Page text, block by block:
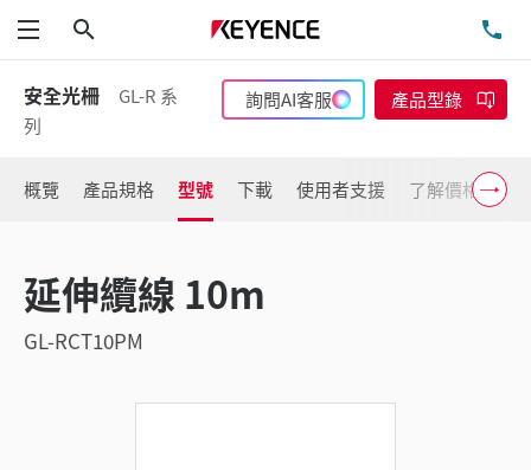
功能表
安全光柵
GL-R 系
列
詢問AI客服 產品型錄
概覽 產品規格 型號 下載 使用者支援 了解價格
延伸纜線 10m
GL-RCT10PM